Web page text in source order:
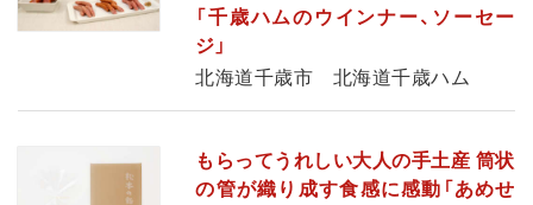
「千歳ハムのウインナー、ソーセー
ジ」
北海道千歳市 北海道千歳ハム
もらってうれしい大人の手土産 筒状
の管が織り成す食感に感動「あめせ